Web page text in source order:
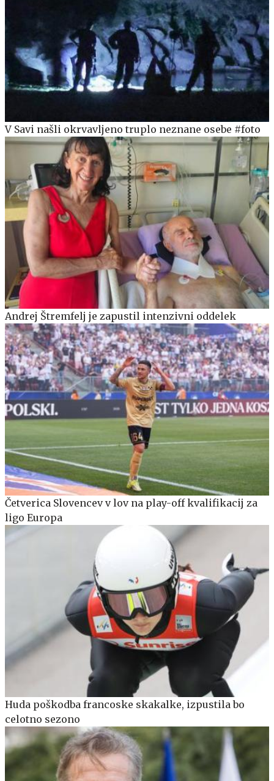
V Savi našli okrvavljeno truplo neznane osebe #foto
Andrej Štremfelj je zapustil intenzivni oddelek
Četverica Slovencev v lov na play-off kvalifikacij za
ligo Europa
Huda poškodba francoske skakalke, izpustila bo
celotno sezono